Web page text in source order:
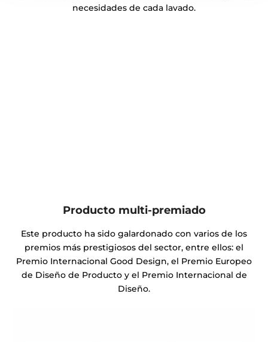
necesidades de cada lavado.
Producto multi-premiado
Este producto ha sido galardonado con varios de los
premios más prestigiosos del sector, entre ellos: el
Premio Internacional Good Design, el Premio Europeo
de Diseño de Producto y el Premio Internacional de
Diseño.